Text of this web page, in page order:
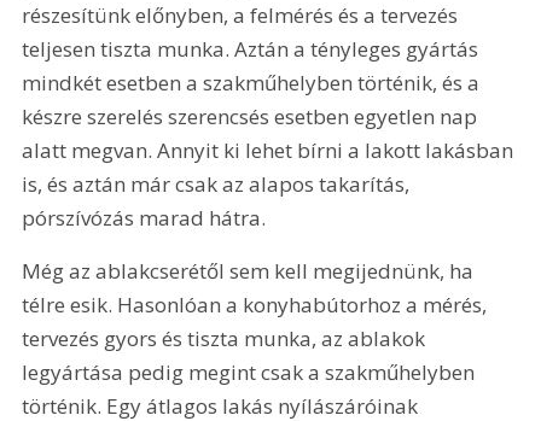
részesítünk előnyben, a felmérés és a tervezés
teljesen tiszta munka. Aztán a tényleges gyártás
mindkét esetben a szakműhelyben történik, és a
készre szerelés szerencsés esetben egyetlen nap
alatt megvan. Annyit ki lehet bírni a lakott lakásban
is, és aztán már csak az alapos takarítás,
pórszívózás marad hátra.
Még az ablakcserétől sem kell megijednünk, ha
télre esik. Hasonlóan a konyhabútorhoz a mérés,
tervezés gyors és tiszta munka, az ablakok
legyártása pedig megint csak a szakműhelyben
történik. Egy átlagos lakás nyílászáróinak